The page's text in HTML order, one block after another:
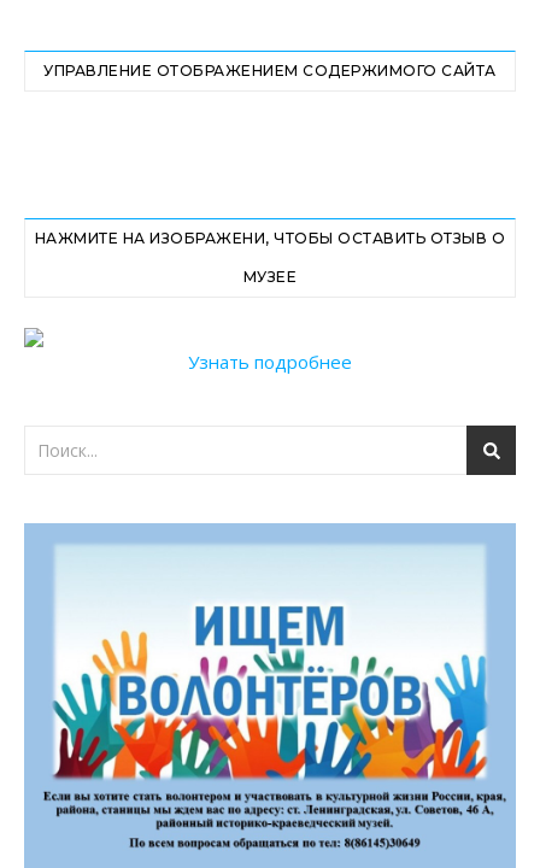
УПРАВЛЕНИЕ ОТОБРАЖЕНИЕМ СОДЕРЖИМОГО САЙТА
НАЖМИТЕ НА ИЗОБРАЖЕНИ, ЧТОБЫ ОСТАВИТЬ ОТЗЫВ О
МУЗЕЕ
Узнать подробнее